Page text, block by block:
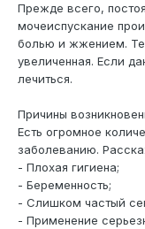
Прежде всего,
мочеиспускание
болью и жжением.
увеличенная. Если
лечиться.
Причины
Есть огромное
заболеванию.
- Плохая гигиена;
- Беременность;
- Слишком частый
- Применение